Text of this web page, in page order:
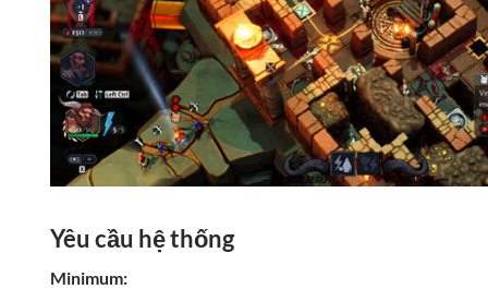
Yêu cầu hệ thống
Minimum: